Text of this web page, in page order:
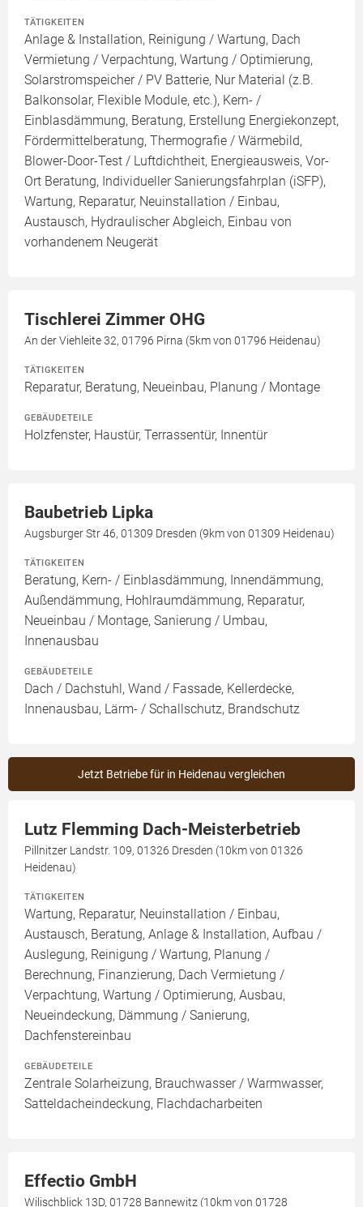
TÄTIGKEITEN
Anlage & Installation, Reinigung / Wartung, Dach
Vermietung / Verpachtung, Wartung / Optimierung,
Solarstromspeicher / PV Batterie, Nur Material (z.B.
Balkonsolar, Flexible Module, etc.), Kern- /
Einblasdämmung, Beratung, Erstellung Energiekonzept,
Fördermittelberatung, Thermografie / Wärmebild,
Blower-Door-Test / Luftdichtheit, Energieausweis, Vor-
Ort Beratung, Individueller Sanierungsfahrplan (iSFP),
Wartung, Reparatur, Neuinstallation / Einbau,
Austausch, Hydraulischer Abgleich, Einbau von
vorhandenem Neugerät
Tischlerei Zimmer OHG
An der Viehleite 32, 01796 Pirna (5km von 01796 Heidenau)
TÄTIGKEITEN
Reparatur, Beratung, Neueinbau, Planung / Montage
GEBÄUDETEILE
Holzfenster, Haustür, Terrassentür, Innentür
Baubetrieb Lipka
Augsburger Str 46, 01309 Dresden (9km von 01309 Heidenau)
TÄTIGKEITEN
Beratung, Kern- / Einblasdämmung, Innendämmung,
Außendämmung, Hohlraumdämmung, Reparatur,
Neueinbau / Montage, Sanierung / Umbau,
Innenausbau
GEBÄUDETEILE
Dach / Dachstuhl, Wand / Fassade, Kellerdecke,
Innenausbau, Lärm- / Schallschutz, Brandschutz
Jetzt Betriebe für in Heidenau vergleichen
Lutz Flemming Dach-Meisterbetrieb
Pillnitzer Landstr. 109, 01326 Dresden (10km von 01326
Heidenau)
TÄTIGKEITEN
Wartung, Reparatur, Neuinstallation / Einbau,
Austausch, Beratung, Anlage & Installation, Aufbau /
Auslegung, Reinigung / Wartung, Planung /
Berechnung, Finanzierung, Dach Vermietung /
Verpachtung, Wartung / Optimierung, Ausbau,
Neueindeckung, Dämmung / Sanierung,
Dachfenstereinbau
GEBÄUDETEILE
Zentrale Solarheizung, Brauchwasser / Warmwasser,
Satteldacheindeckung, Flachdacharbeiten
Effectio GmbH
Wilischblick 13D, 01728 Bannewitz (10km von 01728